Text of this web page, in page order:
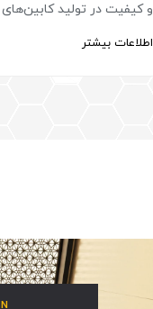
و کیفیت در تولید
اطلاعات بیشتر